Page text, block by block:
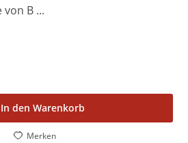
B ...
In den Warenkorb
Merken